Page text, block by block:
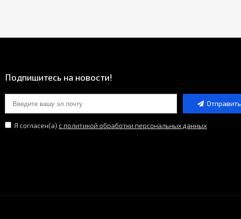
Подпишитесь на новости!
Отправить
Я согласен(a) с политикой обработки персональных данных